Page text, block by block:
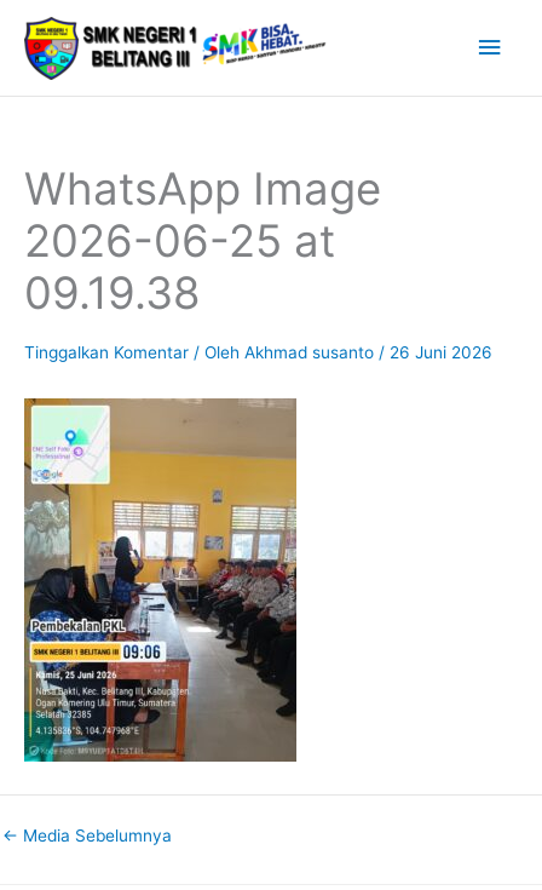
Lewati
konten
WhatsApp Image
2026-06-25 at
09.19.38
Tinggalkan Komentar / Oleh Akhmad susanto / 26 Juni 2026
← Media Sebelumnya